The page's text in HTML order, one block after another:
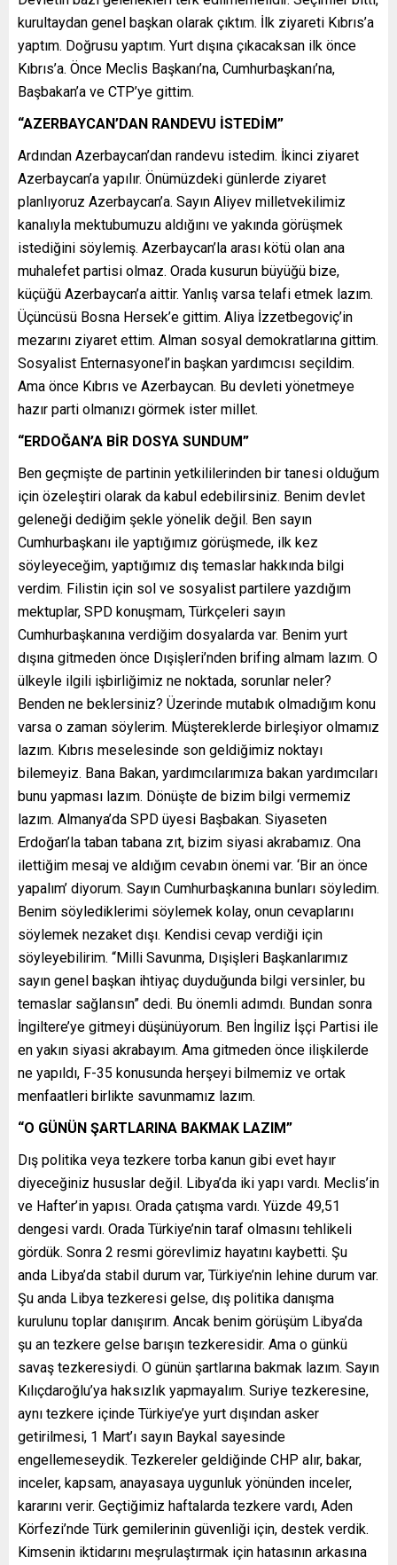
kurultaydan genel başkan olarak çıktım. İlk ziyareti Kıbrıs’a
yaptım. Doğrusu yaptım. Yurt dışına çıkacaksan ilk önce
Kıbrıs’a. Önce Meclis Başkanı’na, Cumhurbaşkanı’na,
Başbakan’a ve CTP’ye gittim.
“AZERBAYCAN’DAN RANDEVU İSTEDİM”
Ardından Azerbaycan’dan randevu istedim. İkinci ziyaret
Azerbaycan’a yapılır. Önümüzdeki günlerde ziyaret
planlıyoruz Azerbaycan’a. Sayın Aliyev milletvekilimiz
kanalıyla mektubumuzu aldığını ve yakında görüşmek
istediğini söylemiş. Azerbaycan’la arası kötü olan ana
muhalefet partisi olmaz. Orada kusurun büyüğü bize,
küçüğü Azerbaycan’a aittir. Yanlış varsa telafi etmek lazım.
Üçüncüsü Bosna Hersek’e gittim. Aliya İzzetbegoviç’in
mezarını ziyaret ettim. Alman sosyal demokratlarına gittim.
Sosyalist Enternasyonel’in başkan yardımcısı seçildim.
Ama önce Kıbrıs ve Azerbaycan. Bu devleti yönetmeye
hazır parti olmanızı görmek ister millet.
“ERDOĞAN’A BİR DOSYA SUNDUM”
Ben geçmişte de partinin yetkililerinden bir tanesi olduğum
için özeleştiri olarak da kabul edebilirsiniz. Benim devlet
geleneği dediğim şekle yönelik değil. Ben sayın
Cumhurbaşkanı ile yaptığımız görüşmede, ilk kez
söyleyeceğim, yaptığımız dış temaslar hakkında bilgi
verdim. Filistin için sol ve sosyalist partilere yazdığım
mektuplar, SPD konuşmam, Türkçeleri sayın
Cumhurbaşkanına verdiğim dosyalarda var. Benim yurt
dışına gitmeden önce Dışişleri’nden brifing almam lazım. O
ülkeyle ilgili işbirliğimiz ne noktada, sorunlar neler?
Benden ne beklersiniz? Üzerinde mutabık olmadığım konu
varsa o zaman söylerim. Müştereklerde birleşiyor olmamız
lazım. Kıbrıs meselesinde son geldiğimiz noktayı
bilemeyiz. Bana Bakan, yardımcılarımıza bakan yardımcıları
bunu yapması lazım. Dönüşte de bizim bilgi vermemiz
lazım. Almanya’da SPD üyesi Başbakan. Siyaseten
Erdoğan’la taban tabana zıt, bizim siyasi akrabamız. Ona
ilettiğim mesaj ve aldığım cevabın önemi var. ‘Bir an önce
yapalım’ diyorum. Sayın Cumhurbaşkanına bunları söyledim.
Benim söylediklerimi söylemek kolay, onun cevaplarını
söylemek nezaket dışı. Kendisi cevap verdiği için
söyleyebilirim. “Milli Savunma, Dışişleri Başkanlarımız
sayın genel başkan ihtiyaç duyduğunda bilgi versinler, bu
temaslar sağlansın” dedi. Bu önemli adımdı. Bundan sonra
İngiltere’ye gitmeyi düşünüyorum. Ben İngiliz İşçi Partisi ile
en yakın siyasi akrabayım. Ama gitmeden önce ilişkilerde
ne yapıldı, F-35 konusunda herşeyi bilmemiz ve ortak
menfaatleri birlikte savunmamız lazım.
“O GÜNÜN ŞARTLARINA BAKMAK LAZIM”
Dış politika veya tezkere torba kanun gibi evet hayır
diyeceğiniz hususlar değil. Libya’da iki yapı vardı. Meclis’in
ve Hafter’in yapısı. Orada çatışma vardı. Yüzde 49,51
dengesi vardı. Orada Türkiye’nin taraf olmasını tehlikeli
gördük. Sonra 2 resmi görevlimiz hayatını kaybetti. Şu
anda Libya’da stabil durum var, Türkiye’nin lehine durum var.
Şu anda Libya tezkeresi gelse, dış politika danışma
kurulunu toplar danışırım. Ancak benim görüşüm Libya’da
şu an tezkere gelse barışın tezkeresidir. Ama o günkü
savaş tezkeresiydi. O günün şartlarına bakmak lazım. Sayın
Kılıçdaroğlu’ya haksızlık yapmayalım. Suriye tezkeresine,
aynı tezkere içinde Türkiye’ye yurt dışından asker
getirilmesi, 1 Mart’ı sayın Baykal sayesinde
engellemeseydik. Tezkereler geldiğinde CHP alır, bakar,
inceler, kapsam, anayasaya uygunluk yönünden inceler,
kararını verir. Geçtiğimiz haftalarda tezkere vardı, Aden
Körfezi’nde Türk gemilerinin güvenliği için, destek verdik.
Kimsenin iktidarını meşrulaştırmak için hatasının arkasına